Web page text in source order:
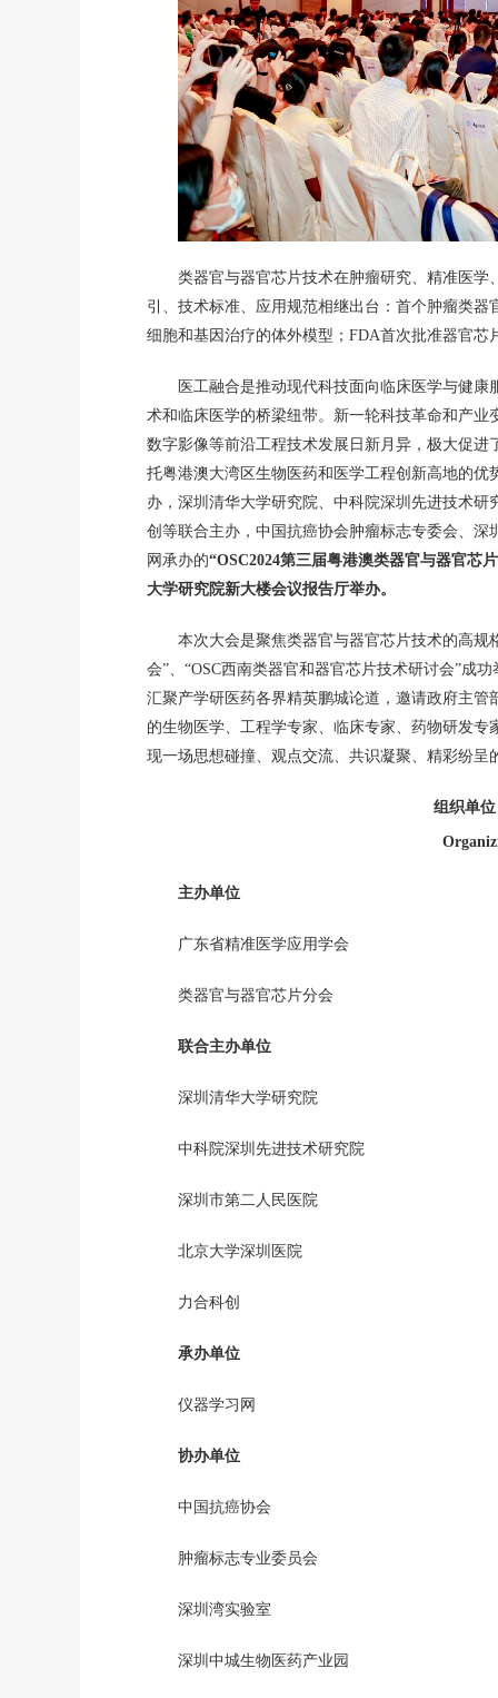
类器官与器官芯片技术在肿瘤研究、精准医
引、技术标准、应用规范相继出台：首个肿瘤类
细胞和基因治疗的体外模型；FDA首次批准器官
医工融合是推动现代科技面向临床医学与健
术和临床医学的桥梁纽带。新一轮科技革命和产
数字影像等前沿工程技术发展日新月异，极大促
托粤港澳大湾区生物医药和医学工程创新高地的
办，深圳清华大学研究院、中科院深圳先进技术
创等联合主办，中国抗癌协会肿瘤标志专委会、
网承办的“OSC2024第三届粤港澳类器官与器官芯
大学研究院新大楼会议报告厅举办。
本次大会是聚焦类器官与器官芯片技术的高规
会”、“OSC西南类器官和器官芯片技术研讨会”成
汇聚产学研医药各界精英鹏城论道，邀请政府主
的生物医学、工程学专家、临床专家、药物研发
现一场思想碰撞、观点交流、共识凝聚、精彩纷呈
组织单
主办单位
广东省精准医学应用学会
类器官与器官芯片分会
联合主办单位
深圳清华大学研究院
中科院深圳先进技术研究院
深圳市第二人民医院
北京大学深圳医院
力合科创
承办单位
仪器学习网
协办单位
中国抗癌协会
肿瘤标志专业委员会
深圳湾实验室
深圳中城生物医药产业园